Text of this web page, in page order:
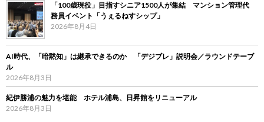
「100歳現役」目指すシニア1500人が集結 マンション管理代
務員イベント「うぇるねすシップ」
2026年8月4日
AI時代、「暗黙知」は継承できるのか 「デジブレ」説明会／ラウンドテーブ
ル
2026年8月3日
紀伊勝浦の魅力を堪能 ホテル浦島、日昇館をリニューアル
2026年8月3日